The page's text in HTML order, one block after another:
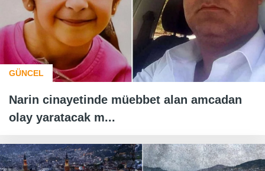
GÜNCEL
Narin cinayetinde müebbet alan amcadan
olay yaratacak m...